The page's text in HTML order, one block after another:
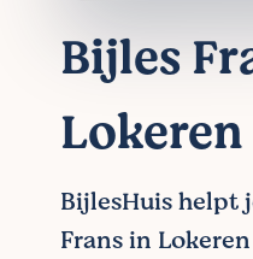
Bijles
Lokeren
BijlesHuis helpt
Frans in